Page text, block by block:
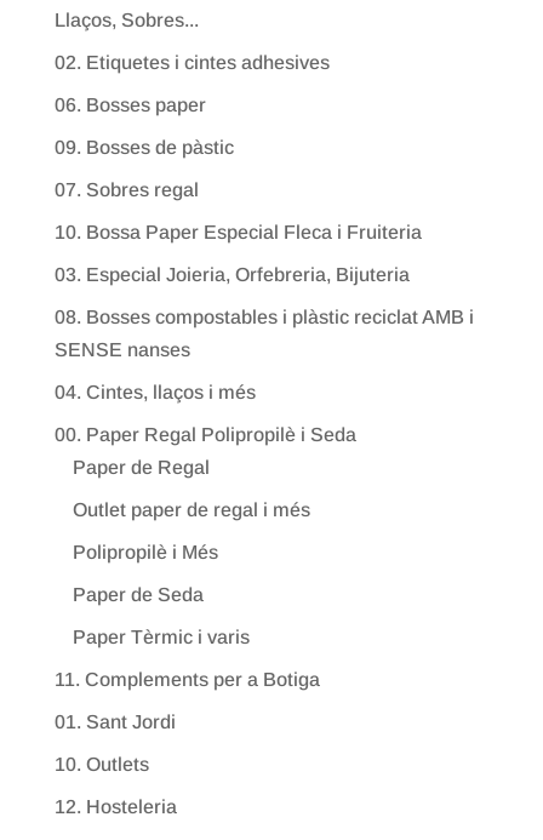
Llaços, Sobres...
02. Etiquetes i cintes adhesives
06. Bosses paper
09. Bosses de pàstic
07. Sobres regal
10. Bossa Paper Especial Fleca i Fruiteria
03. Especial Joieria, Orfebreria, Bijuteria
08. Bosses compostables i plàstic reciclat AMB i
SENSE nanses
04. Cintes, llaços i més
00. Paper Regal Polipropilè i Seda
Paper de Regal
Outlet paper de regal i més
Polipropilè i Més
Paper de Seda
Paper Tèrmic i varis
11. Complements per a Botiga
01. Sant Jordi
10. Outlets
12. Hosteleria